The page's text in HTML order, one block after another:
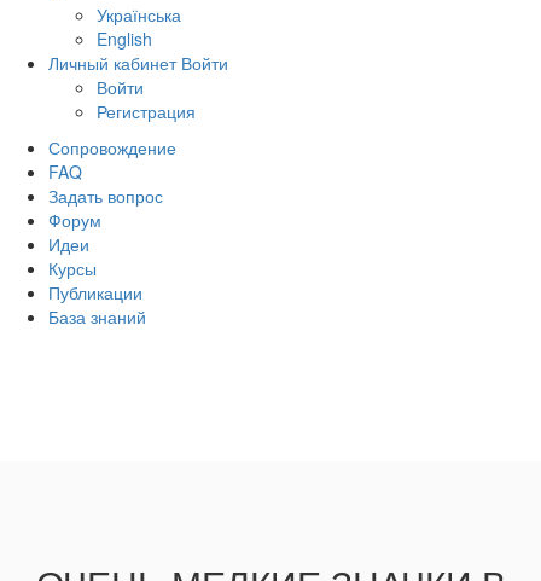
Українська
English
Личный кабинет Войти
Войти
Регистрация
Сопровождение
FAQ
Задать вопрос
Форум
Идеи
Курсы
Публикации
База знаний